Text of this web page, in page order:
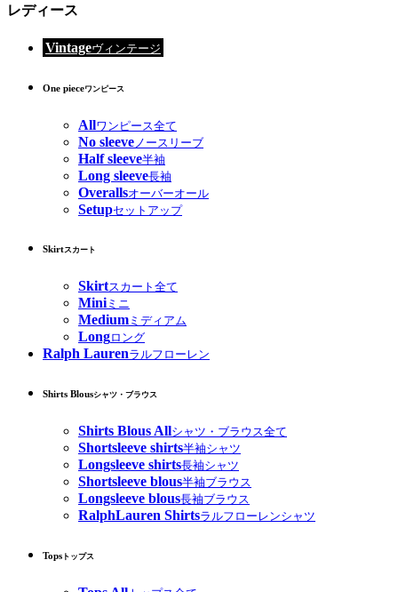
レディース
Vintageヴィンテージ
One pieceワンピース
Allワンピース全て
No sleeve ノースリーブ
Half sleeve半袖
Long sleeve長袖
Overallsオーバーオール
Setupセットアップ
Skirtスカート
Skirtスカート全て
Miniミニ
Medium ミディアム
Longロング
Ralph Laurenラルフローレン
Shirts Blousシャツ・ブラウス
Shirts Blous Allシャツ・ブラウス全て
Shortsleeve shirts半袖シャツ
Longsleeve shirts長袖シャツ
Shortsleeve blous半袖ブラウス
Longsleeve blous長袖ブラウス
RalphLauren Shirtsラルフローレンシャツ
Tops トップス